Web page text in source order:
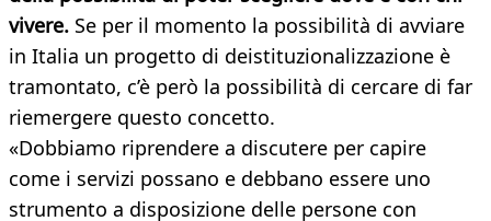
vivere. Se per il momento la possibilità di avviare
in Italia un progetto di deistituzionalizzazione è
tramontato, c’è però la possibilità di cercare di far
riemergere questo concetto.
«Dobbiamo riprendere a discutere per capire
come i servizi possano e debbano essere uno
strumento a disposizione delle persone con